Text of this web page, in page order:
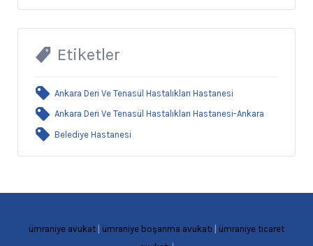
Etiketler
Ankara Deri Ve Tenasül Hastalıkları Hastanesi
Ankara Deri Ve Tenasül Hastalıkları Hastanesi-Ankara
Belediye Hastanesi
ümraniye avukat ümraniye boşanma avukatı
ümraniye ticaret